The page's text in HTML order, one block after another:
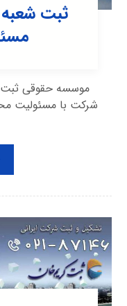
ثبت
موسسه حقوقی
شرکت با مسئولیت